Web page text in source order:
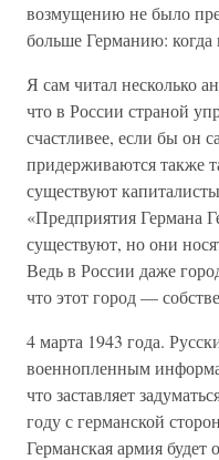
возмущению не было
больше Германию:
Я сам читал несколько
что в России страной
счастливее, если бы он
придерживаются также
существуют
«Предприятия Германа
существуют, но они
Ведь в России даже
что этот город —
4 марта 1943 года.
военнопленным
что заставляет
году с германской
Германская армия будет